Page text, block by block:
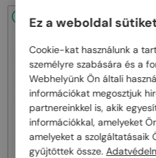
48/72 -53%
Marni—Napszemüvegek
ME641S - 218 - 54
Ez a weboldal
Cookie-kat használunk a
személyre szabására és a
Webhelyünk Ön általi
információkat megosztjuk
partnereinkkel is, akik
információkkal, amelyeket
amelyeket a szolgáltatásaik
gyűjtöttek össze.